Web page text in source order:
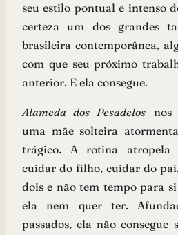
seu estilo pontual e intenso
certeza um dos grandes
brasileira contemporânea,
com que seu próximo
anterior. E ela consegue.
Alameda dos Pesadelos nos
uma mãe solteira
trágico. A rotina atropela
cuidar do filho, cuidar do
dois e não tem tempo para
ela nem quer ter.
passados, ela não